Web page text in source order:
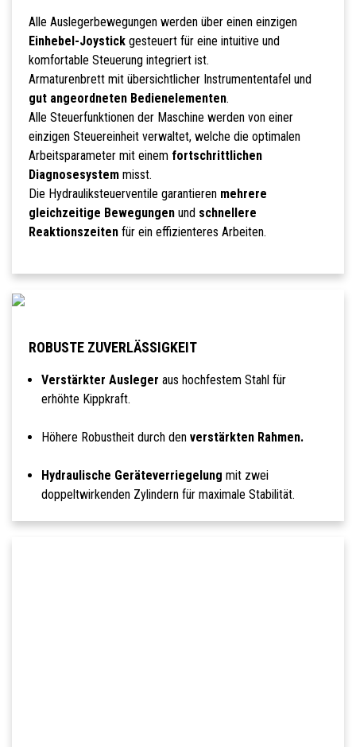
Alle Auslegerbewegungen werden über einen einzigen
Einhebel-Joystickgesteuert für eine intuitive und
komfortable Steuerung integriert ist.
Armaturenbrett mit übersichtlicher Instrumententafel und
gut angeordneten Bedienelementen.
Alle Steuerfunktionen der Maschine werden von einer
einzigen Steuereinheit verwaltet, welche die optimalen
Arbeitsparameter mit einem fortschrittlichen
Diagnosesystemmisst.
Die Hydrauliksteuerventile garantieren mehrere
gleichzeitige Bewegungenund schnellere
Reaktionszeitenfür ein effizienteres Arbeiten.
ROBUSTE ZUVERLÄSSIGKEIT
Verstärkter Ausleger aus hochfestem Stahl für
erhöhte Kippkraft.
Höhere Robustheit durch den verstärkten Rahmen.
Hydraulische Geräteverriegelung mit zwei
doppeltwirkenden Zylindern für maximale Stabilität.